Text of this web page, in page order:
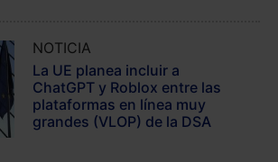
NOTICIA
La UE planea incluir a
ChatGPT y Roblox entre las
plataformas en línea muy
grandes (VLOP) de la DSA